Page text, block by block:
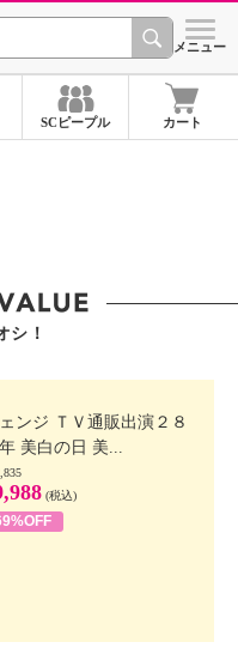
ショッ
メニュー
SCピープル カート
シ！
ンジ ＴＶ通販出演２８
美白の日 美...
(税込)